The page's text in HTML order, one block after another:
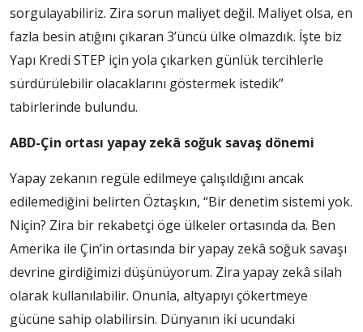
sorgulayabiliriz. Zira sorun maliyet değil. Maliyet olsa, en
fazla besin atığını çıkaran 3’üncü ülke olmazdık. İşte biz
Yapı Kredi STEP için yola çıkarken günlük tercihlerle
sürdürülebilir olacaklarını göstermek istedik”
tabirlerinde bulundu.
ABD-Çin ortası yapay zekâ soğuk savaş dönemi
Yapay zekanın regüle edilmeye çalışıldığını ancak
edilemediğini belirten Öztaşkın, “Bir denetim sistemi yok.
Niçin? Zira bir rekabetçi öge ülkeler ortasında da. Ben
Amerika ile Çin’in ortasında bir yapay zekâ soğuk savaşı
devrine girdiğimizi düşünüyorum. Zira yapay zekâ silah
olarak kullanılabilir. Onunla, altyapıyı çökertmeye
gücüne sahip olabilirsin. Dünyanın iki ucundaki